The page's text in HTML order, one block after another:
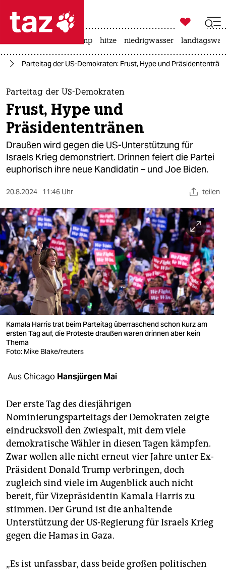
 taz zahl ich
taz zahl ich
themen
politik
öko
gesellschaft
sport
berlin
nord
wahrheit
verlag
verlag
veranstaltungen
shop
fragen & hilfe
abo
genossenschaft
epaper login

taz zahl ich
usa unter trump hitze niedrigwasser
Parteitag der US-Demokraten: Frust, Hype und
Parteitag der US-Demokraten
Frust, Hype und
Präsidententränen
Draußen wird gegen die US-Unterstützung für
Israels Krieg demonstriert. Drinnen feiert die Partei
euphorisch ihre neue Kandidatin – und Joe Biden.
20.8.2024 11:46 Uhr teilen
Kamala Harris trat beim Parteitag überraschend schon kurz am
ersten Tag auf, die Proteste draußen waren drinnen aber kein
Thema
Foto: Mike Blake/reuters
Aus Chicago Hansjürgen Mai
Der erste Tag des diesjährigen
Nominierungsparteitags der Demokraten zeigte
eindrucksvoll den Zwiespalt, mit dem viele
demokratische Wähler in diesen Tagen kämpfen.
Zwar wollen alle nicht erneut vier Jahre unter Ex-
Präsident Donald Trump verbringen, doch
zugleich sind viele im Augenblick auch nicht
bereit, für Vizepräsidentin Kamala Harris zu
stimmen. Der Grund ist die anhaltende
Unterstützung der US-Regierung für Israels Krieg
gegen die Hamas in Gaza.
„Es ist unfassbar, dass beide großen politischen